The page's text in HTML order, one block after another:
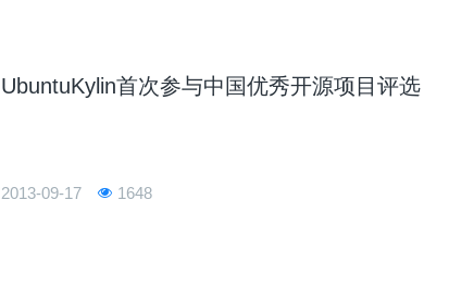
UbuntuKylin首次参与中国优秀开源项目评选
2013-09-17 1648